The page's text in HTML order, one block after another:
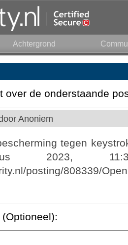
Achtergrond
over de onderstaande
Anoniem
tegen
2023,
posting/808339/